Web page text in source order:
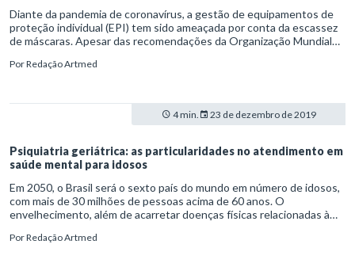
Diante da pandemia de coronavírus, a gestão de equipamentos de
proteção individual (EPI) tem sido ameaçada por conta da escassez
de máscaras. Apesar das recomendações da Organização Mundial
respiradores dos tipos N95 e PFF2 a profissionais de saúde e
PorRedação Artmed
4 min. 23 de dezembro de 2019
Psiquiatria geriátrica: as particularidades no atendimento em
saúde mental para idosos
Em 2050, o Brasil será o sexto país do mundo em número de idosos,
com mais de 30 milhões de pessoas acima de 60 anos. O
envelhecimento, além de acarretar doenças físicas relacionadas à
de vida do indivíduo. A combinação entre alterações biológicas e
PorRedação Artmed